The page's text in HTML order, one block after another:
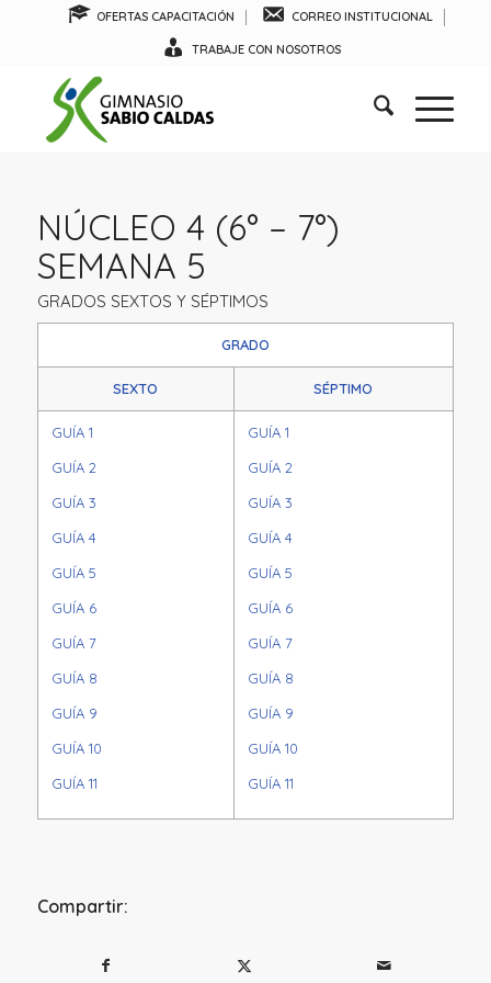
OFERTAS CAPACITACIÓN CORREO INSTITUCIONAL
TRABAJE CON NOSOTROS
NÚCLEO 4 (6° – 7°)
SEMANA 5
GRADOS SEXTOS Y SÉPTIMOS
GRADO
SEXTO SÉPTIMO
GUÍA 1
GUÍA 2
GUÍA 3
GUÍA 4
GUÍA 5
GUÍA 6
GUÍA 7
GUÍA 8
GUÍA 9
GUÍA 10
GUÍA 11
GUÍA 1
GUÍA 2
GUÍA 3
GUÍA 4
GUÍA 5
GUÍA 6
GUÍA 7
GUÍA 8
GUÍA 9
GUÍA 10
GUÍA 11
Compartir: